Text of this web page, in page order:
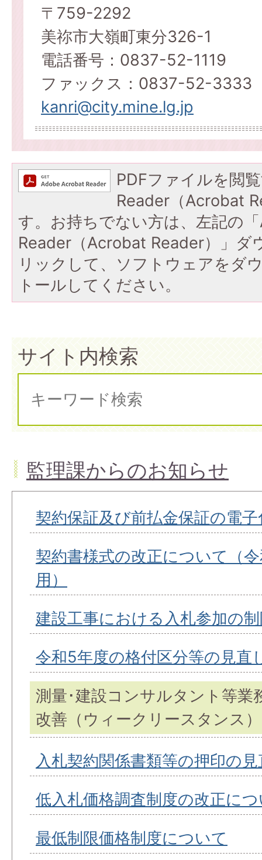
〒759-2292
美祢市大嶺町東分326-1
電話番号：0837-52-1119
ファックス：0837-52-3333
kanri@city.mine.lg.jp
PDFファイルを閲
Reader（Acrobat
す。お持ちでない方は、左記の
Reader（Acrobat Reader）」ダ
リックして、ソフトウェアをダ
トールしてください。
サイト内検索
監理課からのお知らせ
契約保証及び前払金保証の電
契約書様式の改正について（
用）
建設工事における入札参加の
令和5年度の格付区分等の見直
測量･建設コンサルタント等業
改善（ウィークリースタンス
入札契約関係書類等の押印の
低入札価格調査制度の改正に
最低制限価格制度について